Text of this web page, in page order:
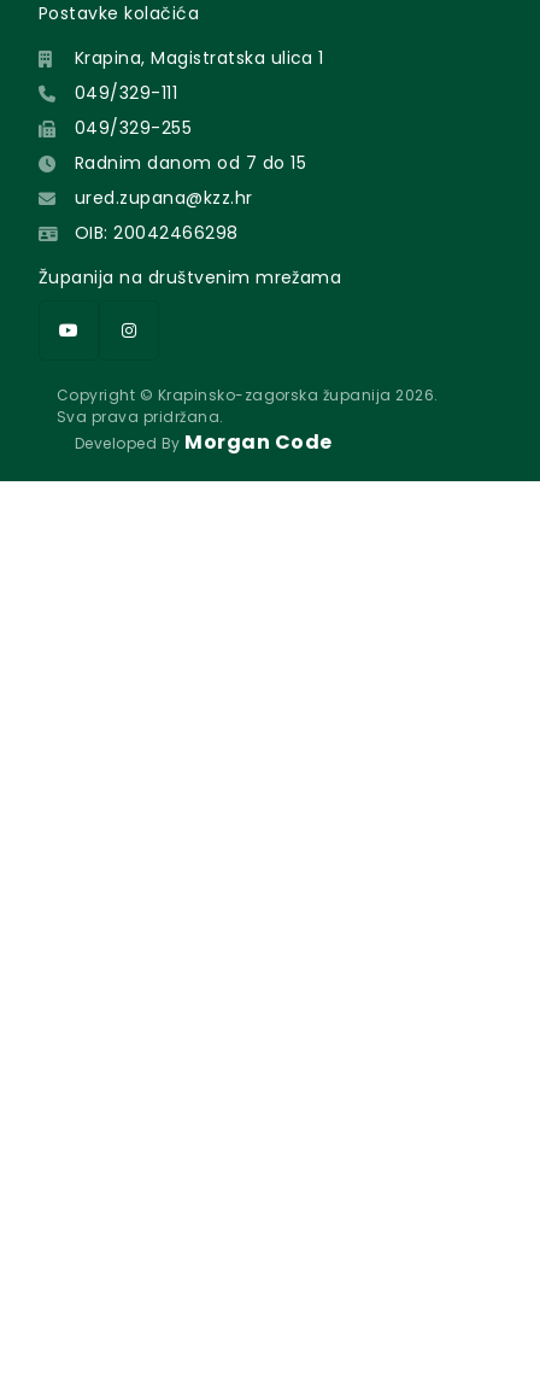
Postavke kolačića
Krapina, Magistratska ulica 1
049/329-111
049/329-255
Radnim danom od 7 do 15
ured.zupana@kzz.hr
OIB: 20042466298
Županija na društvenim mrežama
Copyright © Krapinsko-zagorska županija 2026.
Sva prava pridržana.
Developed By Morgan Code